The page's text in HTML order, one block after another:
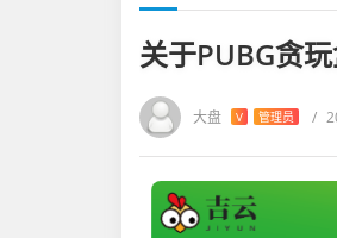
关于PUBG贪
大盘 V 管理员 /